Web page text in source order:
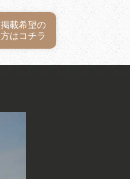
掲載希望の
方はコチラ